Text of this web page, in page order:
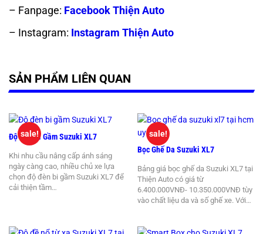
– Fanpage: Facebook Thiện Auto
– Instagram: Instagram Thiện Auto
SẢN PHẨM LIÊN QUAN
Độ Đèn Bi Gầm Suzuki XL7
Khi nhu cầu nâng cấp ánh sáng
ngày càng cao, nhiều chủ xe lựa
chọn độ đèn bi gầm Suzuki XL7 để
cải thiện tầm…
sale!
Bọc Ghế Da Suzuki XL7
Bảng giá bọc ghế da Suzuki XL7 tại
Thiện Auto có giá từ
6.400.000VNĐ- 10.350.000VNĐ tùy
vào chất liệu da và số ghế xe. Với…
sale!